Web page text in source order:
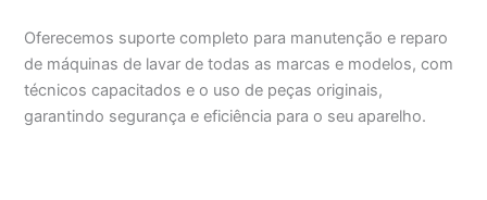
Oferecemos suporte completo para manutenção e reparo
de máquinas de lavar de todas as marcas e modelos, com
técnicos capacitados e o uso de peças originais,
garantindo segurança e eficiência para o seu aparelho.